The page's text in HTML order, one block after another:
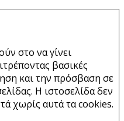
στο να γίνει
βασικές
και την πρόσβαση σε
Η ιστοσελίδα δεν
χωρίς αυτά τα cookies.